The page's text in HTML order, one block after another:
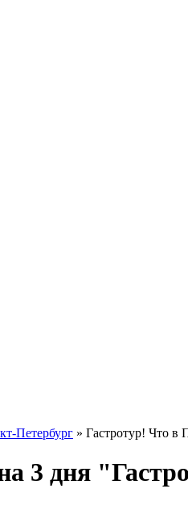
Петербург » Гастротур! Что в
3 дня